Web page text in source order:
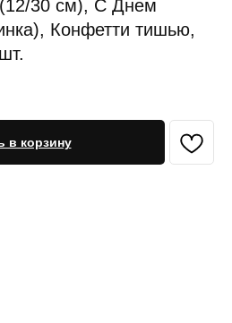
30 см), С Днем
Конфетти тишью,
в корзину